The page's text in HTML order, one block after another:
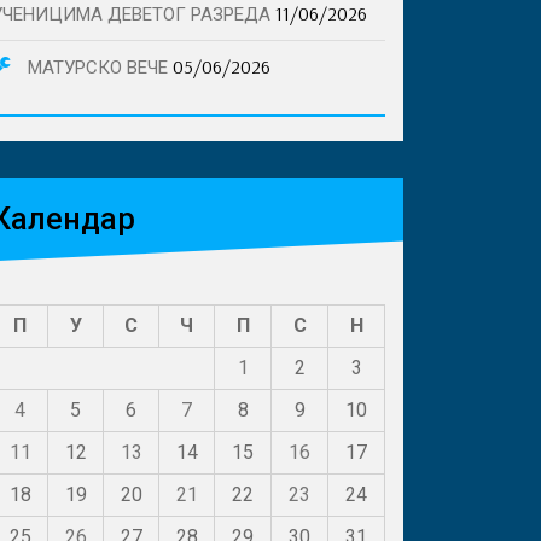
ДЕВЕТОГ РАЗРЕДА 11/06/2026
МАТУРСКО ВЕЧЕ 05/06/2026
П У С Ч П С
Н
1
2
3
4
5 6 7 8 9
10
11
12 13 14 15 16
17
18
19 20 21 22 23
24